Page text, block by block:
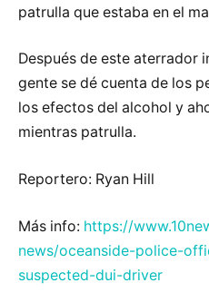
patrulla que estaba en el
Después de este aterrador
gente se dé cuenta de los
los efectos del alcohol y
mientras patrulla.
Reportero: Ryan Hill
Más info: https://
news/oceanside-police-
suspected-dui-driver